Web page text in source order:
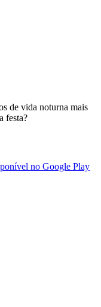
de vida noturna mais
festa?
no Google Play